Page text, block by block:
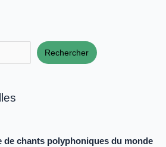
Rechercher
de chants polyphoniques du monde